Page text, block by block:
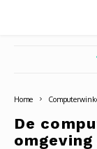
Home
De